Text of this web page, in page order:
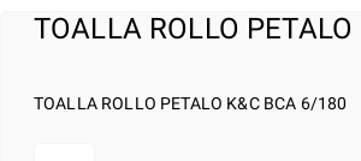
TOALLA ROLLO
TOALLA ROLLO PETALO K&C BCA 6/180